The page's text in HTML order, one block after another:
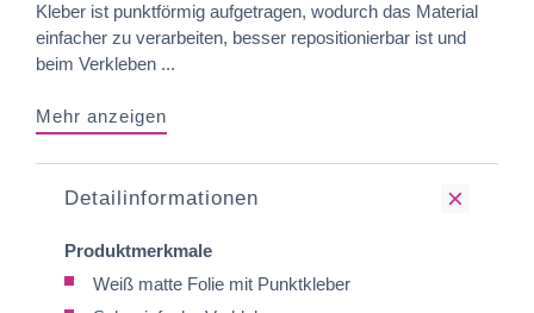
Kleber ist punktförmig aufgetragen, wodurch das Material
einfacher zu verarbeiten, besser repositionierbar ist und
beim Verkleben ...
Mehr anzeigen
Detailinformationen
Produktmerkmale
Weiß matte Folie mit Punktkleber